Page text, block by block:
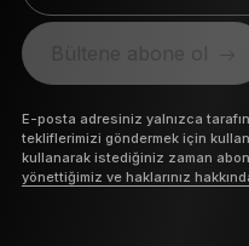
Bültene abone ol
E-posta adresiniz yalnızca
tekliflerimizi göndermek için
kullanarak istediğiniz zaman
yönettiğimiz ve haklarınız